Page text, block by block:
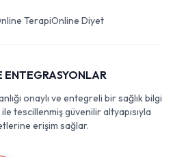
TerapiOnline Diyet
ENTEGRASYONLAR
onaylı ve entegreli bir sağlık bilgi
tescillenmiş güvenilir altyapısıyla
erişim sağlar.